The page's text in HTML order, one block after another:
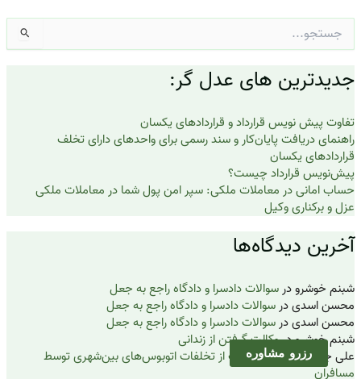
جستجو
برای:
جدیدترین های عدل گر:
تفاوت پیش نویس قرارداد و قراردادهای یکسان
راهنمای دریافت پایان‌کار و سند رسمی برای واحدهای دارای تخلف
قراردادهای یکسان
پیش‌نویس قرارداد چیست؟
حساب امانی در معاملات ملکی: سپر امن پول شما در معاملات ملکی
عزل و برکناری وکیل
آخرین دیدگاه‌ها
شبنم خوشرودرسوالات دادسرا و دادگاه راجع به جعل
محسن اسدیدرسوالات دادسرا و دادگاه راجع به جعل
محسن اسدیدرسوالات دادسرا و دادگاه راجع به جعل
شبنم خوشرودروکالت گرفتن از زندانی
علی جمشیدزاییدرشکایت از تخلفات اتوبوس‌های بین‌شهری توسط
مسافران
رزرو مشاوره